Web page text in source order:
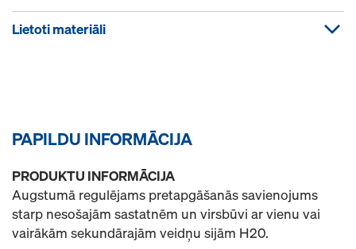
Lietoti materiāli
PAPILDU INFORMĀCIJA
PRODUKTU INFORMĀCIJA
Augstumā regulējams pretapgāšanās savienojums
starp nesošajām sastatnēm un virsbūvi ar vienu vai
vairākām sekundārajām veidņu sijām H20.